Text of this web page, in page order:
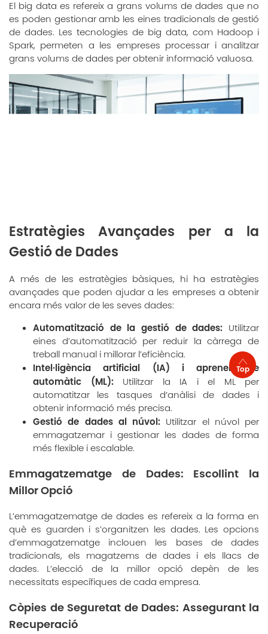
El big data es refereix a grans volums de dades que no
es poden gestionar amb les eines tradicionals de gestió
de dades. Les tecnologies de big data, com Hadoop i
Spark, permeten a les empreses processar i analitzar
grans volums de dades per obtenir informació valuosa.
Estratègies Avançades per a la
Gestió de Dades
A més de les estratègies bàsiques, hi ha estratègies
avançades que poden ajudar a les empreses a obtenir
encara més valor de les seves dades:
Automatització de la gestió de dades: Utilitzar
eines d’automatització per reduir la càrrega de
treball manual i millorar l’eficiència.
Intel·ligència artificial (IA) i aprenentatge
automàtic (ML):Utilitzar la IA i el ML per
automatitzar les tasques d’anàlisi de dades i
obtenir informació més precisa.
Gestió de dades al núvol: Utilitzar el núvol per
emmagatzemar i gestionar les dades de forma
més flexible i escalable.
Emmagatzematge de Dades: Escollint la
Millor Opció
L’emmagatzematge de dades es refereix a la forma en
què es guarden i s’organitzen les dades. Les opcions
d’emmagatzematge inclouen les bases de dades
tradicionals, els magatzems de dades i els llacs de
dades. L’elecció de la millor opció depèn de les
necessitats específiques de cada empresa.
Còpies de Seguretat de Dades: Assegurant la
Recuperació
Top